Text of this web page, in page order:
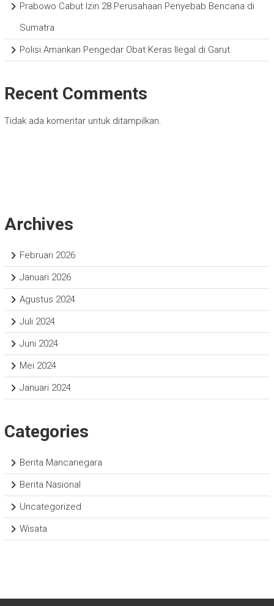
Prabowo Cabut Izin 28 Perusahaan Penyebab Bencana di
Sumatra
Polisi Amankan Pengedar Obat Keras Ilegal di Garut
Recent Comments
Tidak ada komentar untuk ditampilkan.
Archives
Februari 2026
Januari 2026
Agustus 2024
Juli 2024
Juni 2024
Mei 2024
Januari 2024
Categories
Berita Mancanegara
Berita Nasional
Uncategorized
Wisata